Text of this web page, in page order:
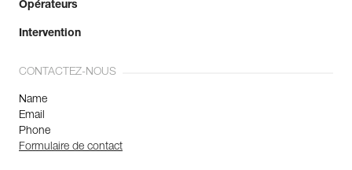
Opérateurs
Intervention
CONTACTEZ-NOUS
Name
Email
Phone
Formulaire de contact